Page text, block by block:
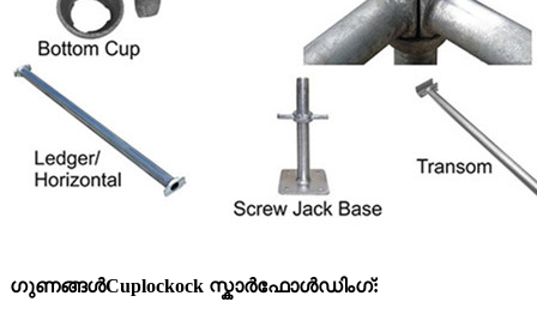
ഗുണങ്ങൾCuplockock സ്കാർഫോൾഡിംഗ്: